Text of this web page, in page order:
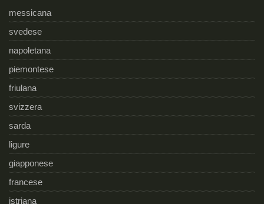
messicana
svedese
napoletana
piemontese
friulana
svizzera
sarda
ligure
giapponese
francese
istriana